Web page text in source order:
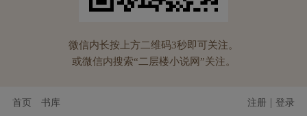
微信内长按上方二维码3秒即可关注。
或微信内搜索“二层楼小说网”关注。
首页 书库 注册 | 登录